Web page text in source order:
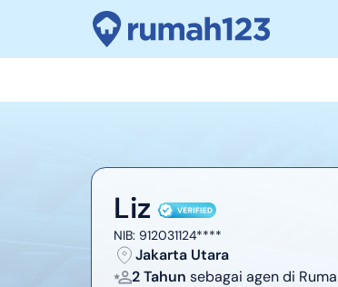
Liz
NIB: 912031124****
Jakarta Utara
2 Tahun sebagai agen di